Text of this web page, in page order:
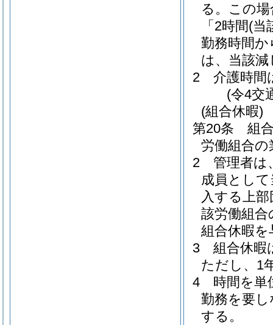
る。 この
「2時間(当
勤務時間
は、当該
2
介護時間
(令4交
(組合休暇)
第20条
組
労働組合
2
管理者は
成員とし
入する上
該労働組
組合休暇
3
組合休暇
ただし、1
4
時間を単
勤務を要
する。